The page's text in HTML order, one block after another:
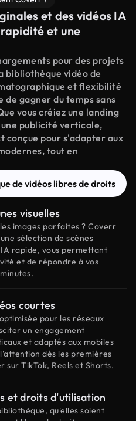
et des vidéos IA
et une
pour des projets
bibliothèque vidéo de
et flexibilité
gagner du temps sans
vous créiez une landing
publicité verticale,
pour s'adapter aux
tout en
de vidéos libres de droits
visuelles
images parfaites ? Coverr
sélection de scènes
rapide, vous permettant
et de répondre à vos
courtes
pour les réseaux
un engagement
et adaptés aux mobiles
dès les premières
sur TikTok, Reels et Shorts.
et droits d'utilisation
qu'elles soient